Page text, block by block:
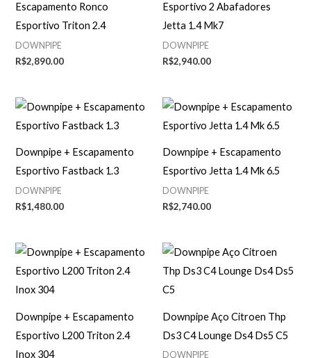
Escapamento Ronco
Esportivo Triton 2.4
DOWNPIPE
R$2,890.00
Esportivo 2 Abafadores
Jetta 1.4 Mk7
DOWNPIPE
R$2,940.00
Downpipe + Escapamento
Esportivo Fastback 1.3
DOWNPIPE
R$1,480.00
Downpipe + Escapamento
Esportivo Jetta 1.4 Mk 6.5
DOWNPIPE
R$2,740.00
Downpipe + Escapamento
Esportivo L200 Triton 2.4
Inox 304
Downpipe Aço Citroen Thp
Ds3 C4 Lounge Ds4 Ds5 C5
DOWNPIPE